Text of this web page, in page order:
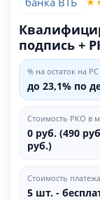
подпись +
% на остаток на РС
до 23,1% по
Стоимость РКО в
0 руб. (490
руб.)
Стоимость платежа
5 шт. -